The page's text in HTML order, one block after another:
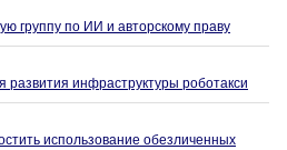
группу по ИИ и авторскому праву
развития инфраструктуры роботакси
использование обезличенных